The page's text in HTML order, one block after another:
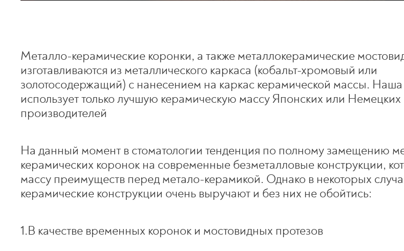
Металло-керамические коронки, а также металлокерамические
изготавливаются из металлического каркаса (кобальт-хромовый или
золотосодержащий) с нанесением на каркас керамической массы.
использует только лучшую керамическую массу Японских или Немецких
производителей
На данный момент в стоматологии тенденция по полному замещению
керамических коронок на современные безметалловые конструкции,
массу преимуществ перед метало-керамикой. Однако в некоторых
керамические конструкции очень выручают и без них не обойтись:
1.В качестве временных коронок и мостовидных протезов